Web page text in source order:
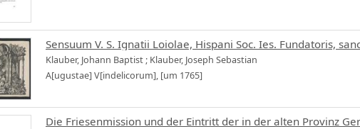
Sensuum V. S. Ignatii Loiolae, Hispani Soc. Ies. Fundatoris,
Klauber, Johann Baptist ; Klauber, Joseph Sebastian
A[ugustae] V[indelicorum], [um 1765]
Die Friesenmission und der Eintritt der in der alten Provinz